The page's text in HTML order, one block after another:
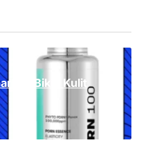
Bikin Kulit